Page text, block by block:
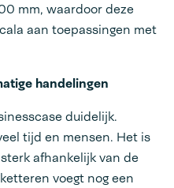
mm, waardoor deze
aan toepassingen met
handelingen
duidelijk.
tijd en mensen. Het is
afhankelijk van de
voegt nog een